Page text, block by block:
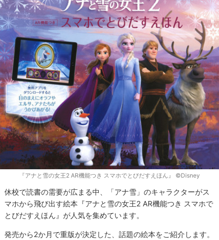
『アナと雪の女王2 AR機能つき スマホでとびだすえほん』 ©Disney
休校で読書の需要が広まる中、「アナ雪」のキャラクターがス
マホから飛び出す絵本『アナと雪の女王2 AR機能つき スマホで
とびだすえほん』が人気を集めています。
発売から2か月で重版が決定した、話題の絵本をご紹介します。